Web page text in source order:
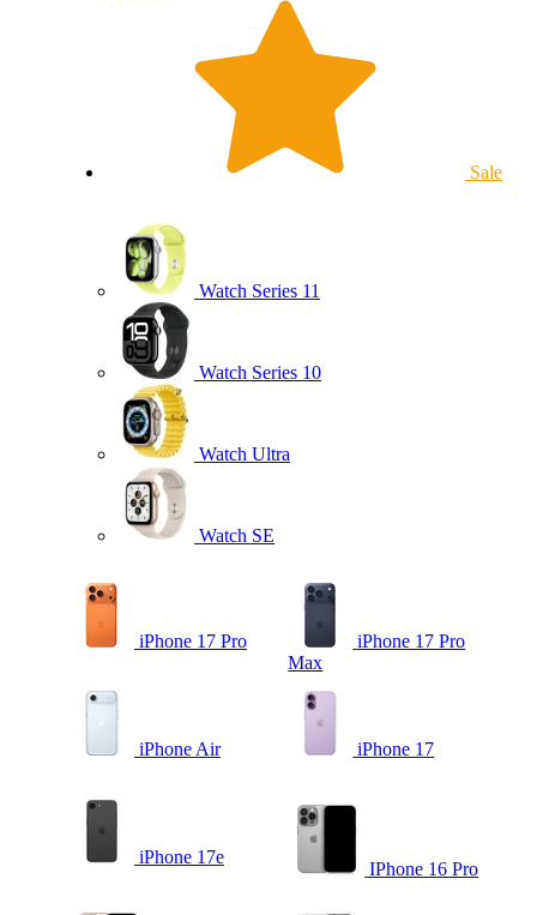
Sale
Watch Series 11
Watch Series 10
Watch Ultra
Watch SE
iPhone 17 Pro
iPhone 17 Pro
Max
iPhone Air iPhone 17
iPhone 17e
IPhone 16 Pro